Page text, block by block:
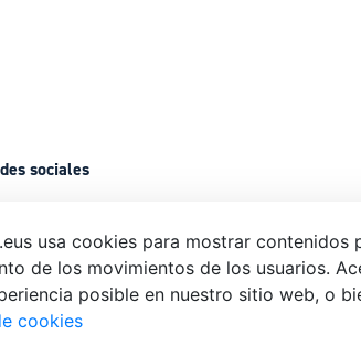
sociales
- Ayuntamiento de Donostia / San Sebastián
San Sebastián
usa cookies para mostrar
de los movimientos de los usuarios.
posible en nuestro sitio web, o
cookies